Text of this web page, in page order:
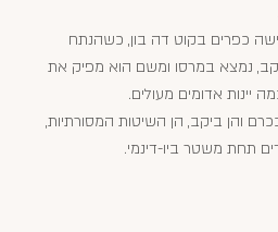
כפרים בקוט דה בון, כשהנתח
נמצא במרסו ומשם הוא מפיק את
יינות אדומים מעולים.
והן ביקב, הן השיטות המסורתיות,
תחת משטר ביו-דינמי.